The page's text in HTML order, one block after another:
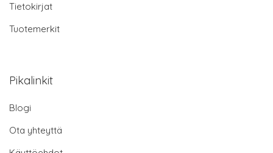
Tietokirjat
Tuotemerkit
Pikalinkit
Blogi
Ota yhteyttä